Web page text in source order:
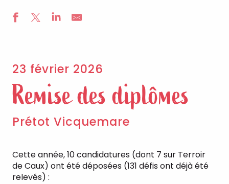
23 février 2026
Remise des diplômes
Prétot Vicquemare
Cette année, 10 candidatures (dont 7 sur Terroir
de Caux) ont été déposées (131 défis ont déjà été
relevés) :